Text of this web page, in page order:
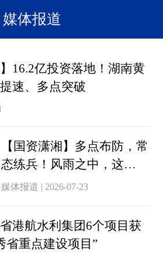
媒体报道
16.2亿投资落地！湖南黄
速、多点突破
【国资潇湘】多点布防，常
态练兵！风雨之中，这
支“国家队”时刻准备着
媒体报道 | 2026-07-23
港航水利集团6个项目获
省重点建设项目”